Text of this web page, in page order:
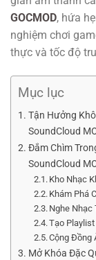
GOCMOD, hứa
nghiệm chơi
thực và tốc độ
Mục lục
Tận Hưởng
SoundCloud
Đắm Chìm
SoundCloud
Kho Nhạc
Khám Phá
Nghe Nhạc
Tạo
Cộng Đồng
Mở Khóa Đặc